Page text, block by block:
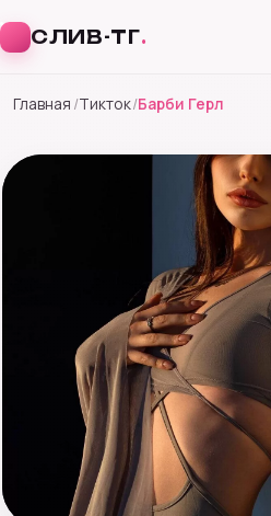
СЛИВ-ТГ.
Главная Тикток Барби Герл